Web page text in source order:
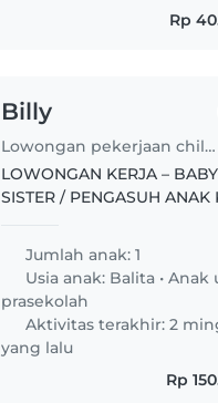
Rp
Billy
Lowongan pekerjaan childminder di Jakarta
LOWONGAN KERJA – BABY
SISTER / PENGASUH ANAK Kami
Sister/Pengasuh Anak yang
bertanggung jawab dan
bekerja sama dalam
panjang untuk bergabung..
Jumlah anak: 1
Usia anak: Balita •Anak
prasekolah
Aktivitas terakhir: 2
yang lalu
Rp